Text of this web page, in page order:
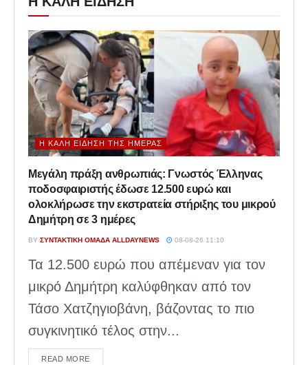
Η ΚΑΛΉ ΕΊΔΗΣΗ ΤΗΣ ΗΜΈΡΑΣ
Μεγάλη πράξη ανθρωπιάς: Γνωστός Έλληνας
ποδοσφαιριστής έδωσε 12.500 ευρώ και
ολοκλήρωσε την εκστρατεία στήριξης του μικρού
Δημήτρη σε 3 ημέρες
BY ΣΥΝΤΑΚΤΙΚΉ ΟΜΆΔΑ ALLDAYNEWS 08-08-26 11:10
Τα 12.500 ευρώ που απέμεναν για τον
μικρό Δημήτρη καλύφθηκαν από τον
Τάσο Χατζηγιοβάνη, βάζοντας το πιο
συγκινητικό τέλος στην...
READ MOREDETAILS